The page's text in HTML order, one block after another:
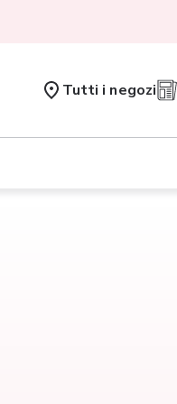
Tutti i negozi